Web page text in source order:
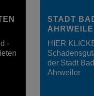
-
STADT
HIER
der Stadt
Ahrweiler